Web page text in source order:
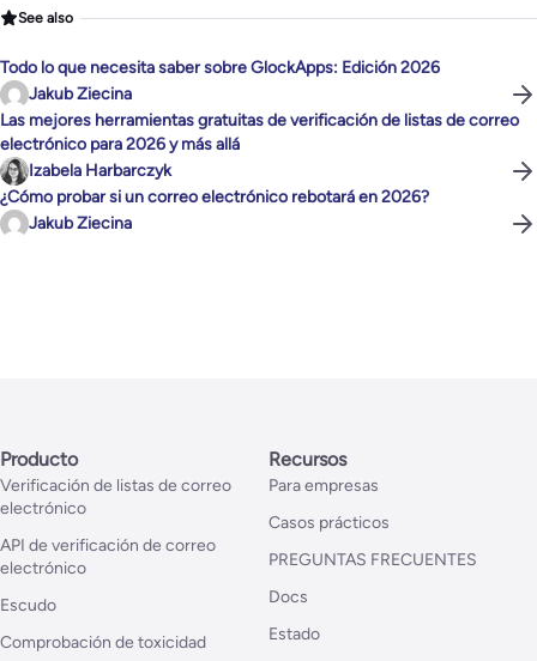
See also
Todo lo que necesita saber sobre GlockApps: Edición 2026
Jakub Ziecina
Las mejores herramientas gratuitas de verificación de listas de correo
electrónico para 2026 y más allá
Izabela Harbarczyk
¿Cómo probar si un correo electrónico rebotará en 2026?
Jakub Ziecina
Producto
Verificación de listas de correo
electrónico
API de verificación de correo
electrónico
Escudo
Comprobación de toxicidad
Recursos
Para empresas
Casos prácticos
PREGUNTAS FRECUENTES
Docs
Estado